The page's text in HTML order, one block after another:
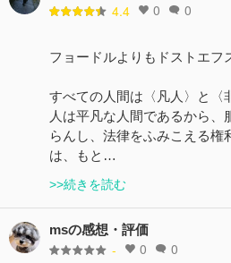
4.4 0 0
フョードルよりもドストエフ
すべての人間は〈凡人〉と〈
人は平凡な人間であるから、
らんし、法律をふみこえる権
は、もと…
>>続きを読む
msの感想・評価
- 0 0